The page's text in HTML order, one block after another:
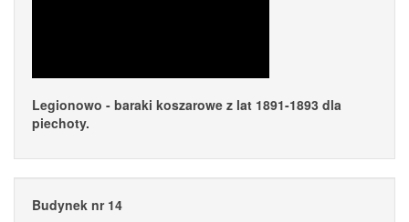
Legionowo - baraki koszarowe z lat 1891-1893 dla
piechoty.
Budynek nr 14